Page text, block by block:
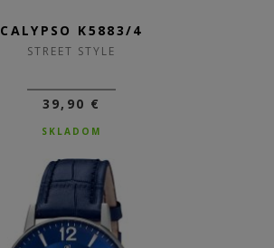
CALYPSO K5883/4
STREET STYLE
39,90 €
SKLADOM